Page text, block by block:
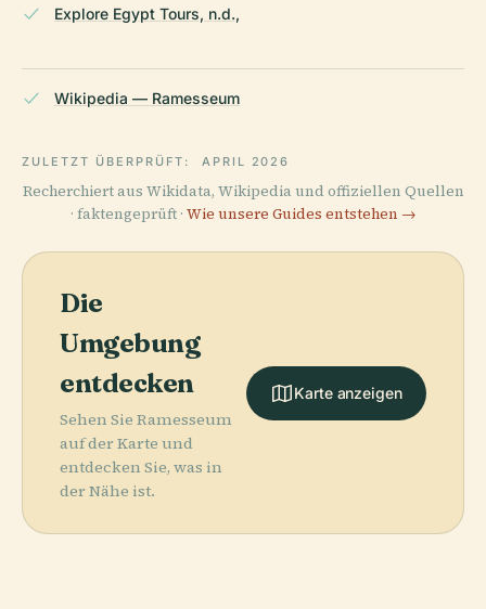
Explore Egypt Tours, n.d.,
Wikipedia — Ramesseum
ZULETZT ÜBERPRÜFT: APRIL 2026
Recherchiert aus Wikidata, Wikipedia und offiziellen Quellen
· faktengeprüft · Wie unsere Guides entstehen →
Die
Umgebung
entdecken
Sehen Sie Ramesseum
auf der Karte und
entdecken Sie, was in
der Nähe ist.
Karte anzeigen